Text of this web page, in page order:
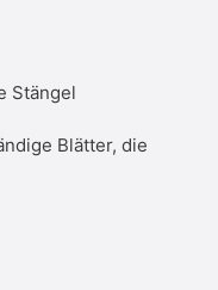
Stängel
Blätter, die